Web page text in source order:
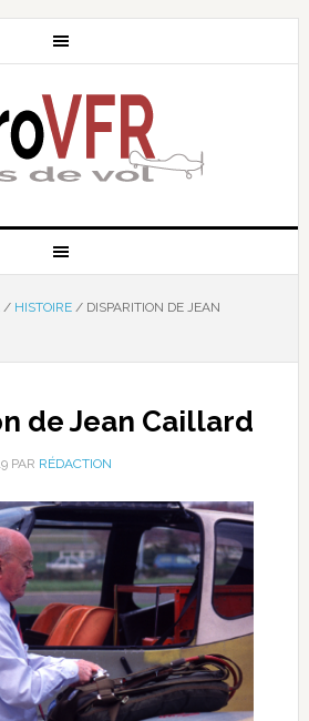
/ HISTOIRE /DISPARITION DE JEAN
de Jean Caillard
PAR RÉDACTION